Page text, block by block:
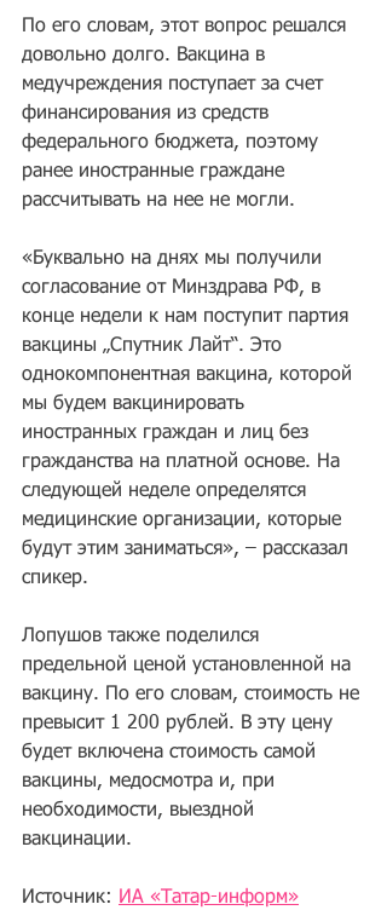
По его словам, этот вопрос решался
довольно долго. Вакцина в
медучреждения поступает за счет
финансирования из средств
федерального бюджета, поэтому
ранее иностранные граждане
рассчитывать на нее не могли.
«Буквально на днях мы получили
согласование от Минздрава РФ, в
конце недели к нам поступит партия
вакцины „Спутник Лайт“. Это
однокомпонентная вакцина, которой
мы будем вакцинировать
иностранных граждан и лиц без
гражданства на платной основе. На
следующей неделе определятся
медицинские организации, которые
будут этим заниматься», – рассказал
спикер.
Лопушов также поделился
предельной ценой установленной на
вакцину. По его словам, стоимость не
превысит 1 200 рублей. В эту цену
будет включена стоимость самой
вакцины, медосмотра и, при
необходимости, выездной
вакцинации.
Источник: ИА «Татар-информ»